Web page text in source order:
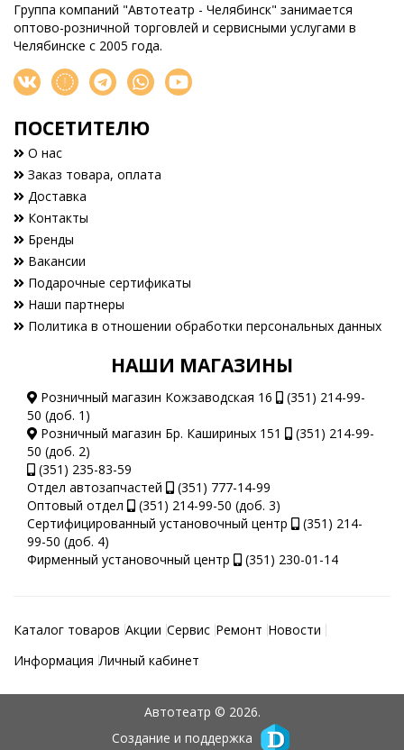
Группа компаний "Автотеатр - Челябинск" занимается
оптово-розничной торговлей и сервисными услугами в
Челябинске с 2005 года.
ПОСЕТИТЕЛЮ
О нас
Заказ товара, оплата
Доставка
Контакты
Бренды
Вакансии
Подарочные сертификаты
Наши партнеры
Политика в отношении обработки персональных данных
НАШИ МАГАЗИНЫ
Розничный магазин Кожзаводская 16
(351) 214-99-
50 (доб. 1)
Розничный магазин Бр. Кашириных 151
(351) 214-99-
50 (доб. 2)
(351) 235-83-59
Отдел автозапчастей
(351) 777-14-99
Оптовый отдел
(351) 214-99-50 (доб. 3)
Сертифицированный установочный центр
(351) 214-
99-50 (доб. 4)
Фирменный установочный центр
(351) 230-01-14
Каталог товаров Акции Сервис Ремонт Новости
Информация Личный кабинет
Автотеатр © 2026.
Создание и поддержка